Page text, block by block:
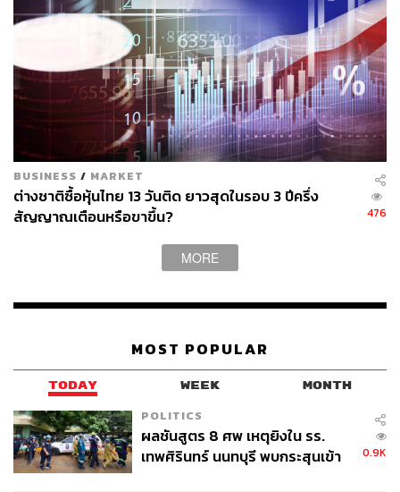
BUSINESS / MARKET
ต่างชาติซื้อหุ้นไทย 13 วันติด ยาวสุดในรอบ 3 ปีครึ่ง
สัญญาณเตือนหรือขาขึ้น?
476
MORE
MOST POPULAR
TODAY WEEK MONTH
POLITICS
ผลชันสูตร 8 ศพ เหตุยิงใน รร.
เทพศิรินทร์ นนทบุรี พบกระสุนเข้า
0.9K